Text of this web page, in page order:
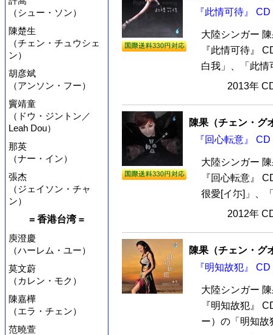
（シュー・ソン）
陳楚生
（チェン・チュウシェ
ン）
胡彦斌
（アンソン・フー）
竇靖童
（ドウ・ジントン／
Leah Dou）
那英
（ナー・イン）
張杰
（ジェイソン・チャ
ン）
= 香港台湾 =
庾澄慶
（ハーレム・ユー）
莫文蔚
（カレン・モク）
陳嘉樺
（エラ・チェン）
范曉萱
『此情可待』
大陸シンガー
『此情可待』
白我」、「此情
2013年
陳果（チェン・グ
『回心転意』
大陸シンガー
『回心転意』
很愛[イ尓]」、
2012年
陳果（チェン・グ
『明知故犯』
大陸シンガー
『明知故犯』
ー）の「明知故